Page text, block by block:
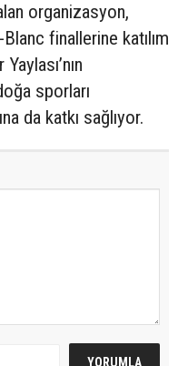
organizasyon,
finallerine katılım
sporları
da katkı sağlıyor.